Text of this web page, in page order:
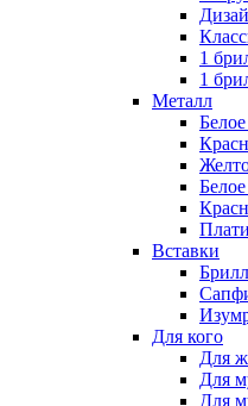
1
1
Металл
Вставки
Для кого
Для
Для
Для